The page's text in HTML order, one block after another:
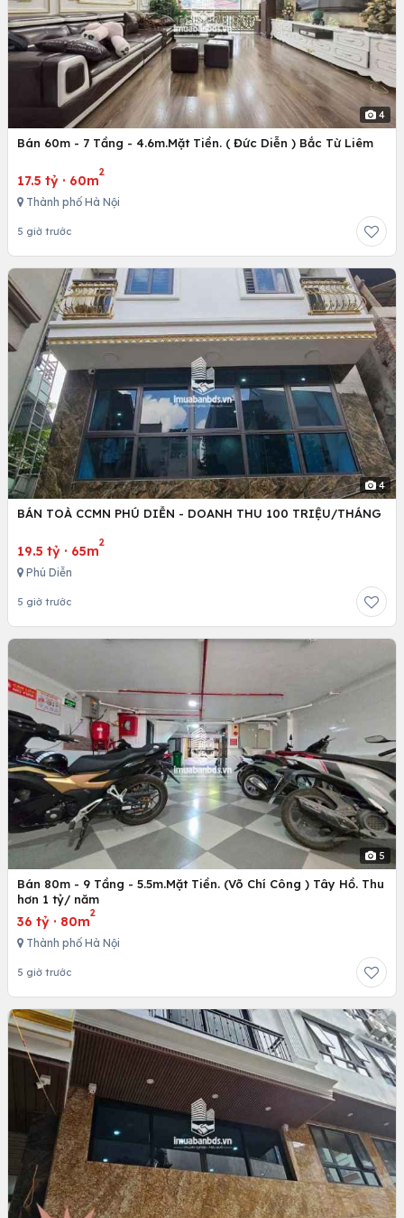
4
Bán 60m - 7 Tầng - 4.6m.Mặt Tiền. ( Đức Diễn ) Bắc Từ Liêm
17.5 tỷ · 60m
2
Thành phố Hà Nội
5 giờ trước
4
BÁN TOÀ CCMN PHÚ DIỄN - DOANH THU 100 TRIỆU/THÁNG
19.5 tỷ · 65m
2
Phú Diễn
5 giờ trước
5
Bán 80m - 9 Tầng - 5.5m.Mặt Tiền. (Võ Chí Công ) Tây Hồ. Thu
hơn 1 tỷ/ năm
36 tỷ · 80m
2
Thành phố Hà Nội
5 giờ trước